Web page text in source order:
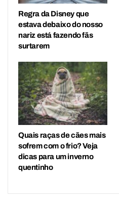
Regra da Disney que
estava debaixo do nosso
nariz está fazendo fãs
surtarem
Quais raças de cães mais
sofrem com o frio? Veja
dicas para um inverno
quentinho